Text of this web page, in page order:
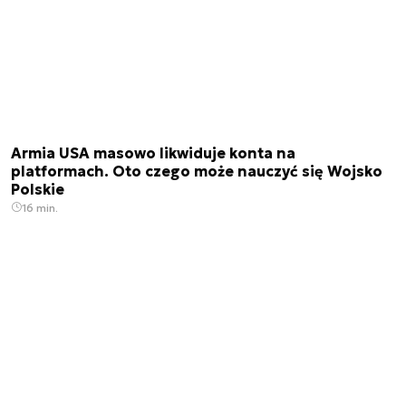
Armia USA masowo likwiduje konta na
platformach. Oto czego może nauczyć się Wojsko
Polskie
16 min.